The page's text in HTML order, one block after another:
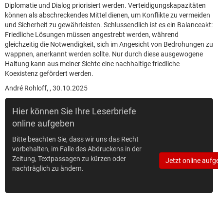
Diplomatie und Dialog priorisiert werden. Verteidigungskapazitäten
können als abschreckendes Mittel dienen, um Konflikte zu vermeiden
und Sicherheit zu gewährleisten. Schlussendlich ist es ein Balance­akt:
Friedliche Lösungen müssen angestrebt werden, während
gleichzeitig die Notwendigkeit, sich im Angesicht von Bedrohungen zu
wappnen, anerkannt werden sollte. Nur durch diese ausgewogene
Haltung kann aus meiner Sichte eine nachhaltige friedliche
Koexistenz gefördert werden.
André Rohloff, , 30.10.2025
Hier können Sie Ihre Leserbriefe
online aufgeben
Bitte beachten Sie, dass wir uns das Recht
vorbehalten, im Falle des Abdruckens in der
Zeitung, Textpassagen zu kürzen oder
nachträglich zu ändern.
Jetzt online